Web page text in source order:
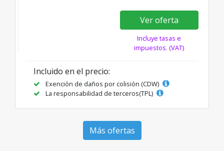
Ver oferta
Incluye tasas e
impuestos. (VAT)
Incluido en el precio:
Exención de daños por colisión (CDW)
La responsabilidad de terceros(TPL)
Más ofertas